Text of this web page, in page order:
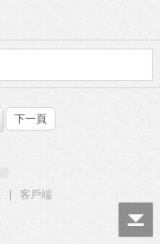
下一頁
客戶端